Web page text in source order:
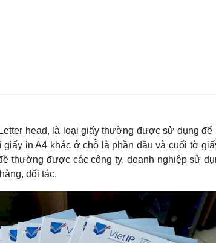
head, là loại giấy thường được sử dụng
in A4 khác ở chỗ là phần đầu và cuối tờ
thường được các công ty, doanh nghiệp sử
đối tác.